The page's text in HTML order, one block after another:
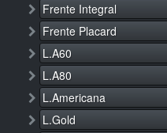
Frente Integral
Frente Placard
L.A60
L.A80
L.Americana
L.Gold